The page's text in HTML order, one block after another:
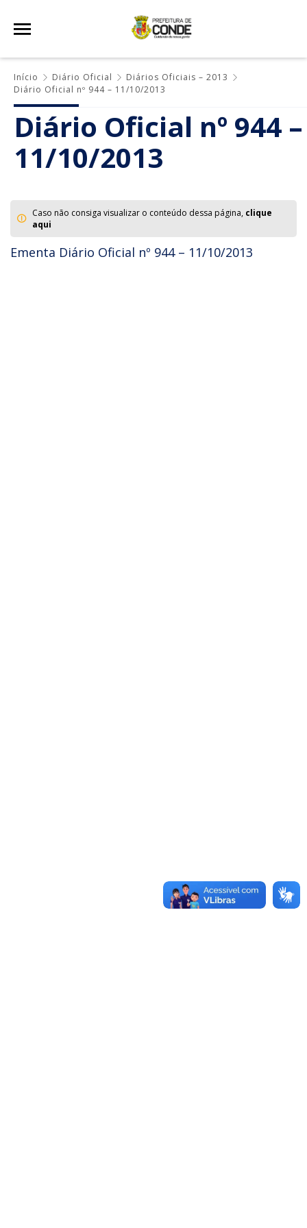
Início Diário Oficial
Diários Oficiais – 2013
Diário Oficial nº 944 – 11/10/2013
Diário Oficial nº 944 –
11/10/2013
Caso não consiga visualizar o conteúdo dessa página, clique
aqui
Ementa Diário Oficial nº 944 – 11/10/2013